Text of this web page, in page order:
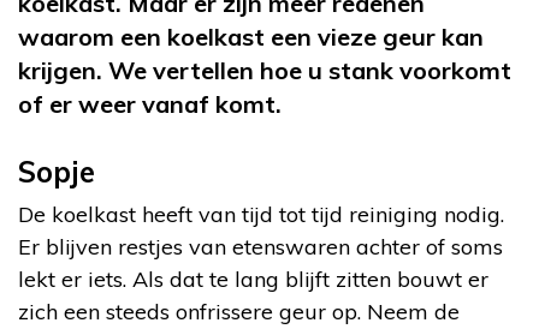
waarom een koelkast een vieze geur kan
krijgen. We vertellen hoe u stank voorkomt
of er weer vanaf komt.
Sopje
De koelkast heeft van tijd tot tijd reiniging nodig.
Er blijven restjes van etenswaren achter of soms
lekt er iets. Als dat te lang blijft zitten bouwt er
zich een steeds onfrissere geur op. Neem de